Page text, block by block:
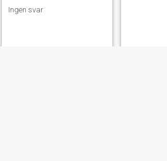
Ingen svar